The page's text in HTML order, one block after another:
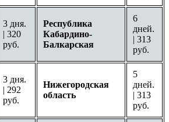
3 дня.
| 320
руб.
Республика
Кабардино-
Балкарская
6
дней.
| 313
руб.
3 дня.
| 292
руб.
Нижегородская
область
5
дней.
| 313
руб.